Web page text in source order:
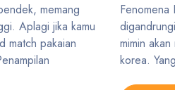
memang
Aplagi jika kamu
match pakaian
Fenomena
mimin
korea.